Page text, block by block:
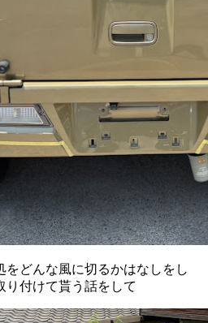
どんな風に切るかはなしをし
り付けて貰う話をして